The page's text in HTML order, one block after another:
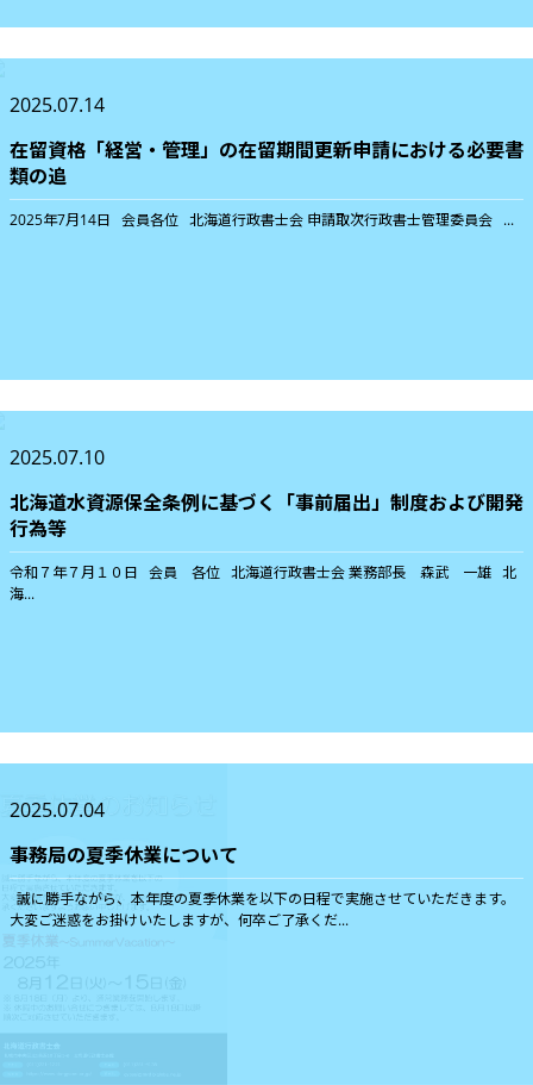
2025.07.14
在留資格「経営・管理」の在留期間更新申請における必要書
類の追
2025年7月14日 会員各位 北海道行政書士会 申請取次行政書士管理委員会 ...
2025.07.10
北海道水資源保全条例に基づく「事前届出」制度および開発
行為等
令和７年７月１０日 会員 各位 北海道行政書士会 業務部長 森武 一雄 北
海...
2025.07.04
事務局の夏季休業について
誠に勝手ながら、本年度の夏季休業を以下の日程で実施させていただきます。
大変ご迷惑をお掛けいたしますが、何卒ご了承くだ...